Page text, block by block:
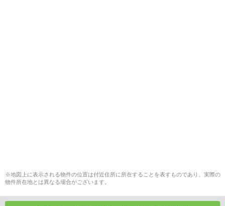
※地図上に表示される物件の位置は付近住所に所在することを表すものであり、実際の
物件所在地とは異なる場合がございます。